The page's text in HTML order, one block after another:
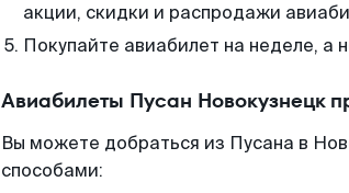
акции, скидки и распродажи
Покупайте авиабилет на неделе, а
Авиабилеты Пусан Новокузнецк
Вы можете добраться из Пусана в
способами: